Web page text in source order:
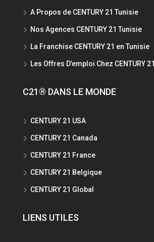
A Propos de CENTURY 21 Tunisie
Nos Agences CENTURY 21 Tunisie
La Franchise CENTURY 21 en Tunisie
Les Offres D’emploi Chez CENTURY 21
C21® DANS LE MONDE
CENTURY 21 USA
CENTURY 21 Canada
CENTURY 21 France
CENTURY 21 Belgique
CENTURY 21 Global
LIENS UTILES